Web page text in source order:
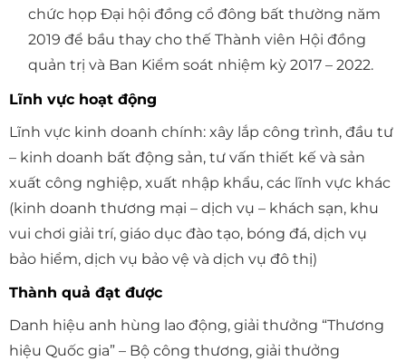
chức họp Đại hội đồng cổ đông bất thường năm
2019 để bầu thay cho thế Thành viên Hội đồng
quản trị và Ban Kiểm soát nhiệm kỳ 2017 – 2022.
Lĩnh vực hoạt động
Lĩnh vực kinh doanh chính: xây lắp công trình, đầu tư
– kinh doanh bất động sản, tư vấn thiết kế và sản
xuất công nghiệp, xuất nhập khẩu, các lĩnh vực khác
(kinh doanh thương mại – dịch vụ – khách sạn, khu
vui chơi giải trí, giáo dục đào tạo, bóng đá, dịch vụ
bảo hiểm, dịch vụ bảo vệ và dịch vụ đô thị)
Thành quả đạt được
Danh hiệu anh hùng lao động, giải thưởng “Thương
hiệu Quốc gia” – Bộ công thương, giải thưởng